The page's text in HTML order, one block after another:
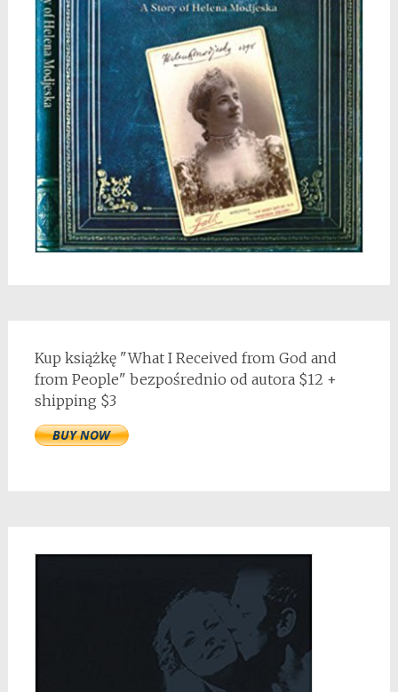
Kup książkę "What I Received from God and
from People" bezpośrednio od autora $12 +
shipping $3